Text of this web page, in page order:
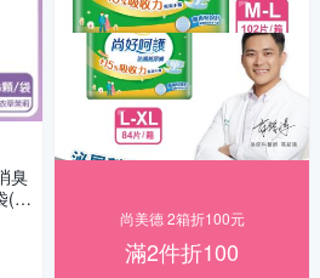
臭
(期
,
尚美德 2箱折100元
滿2件折100